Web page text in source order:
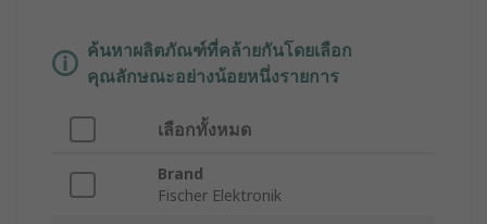
ค้นหาผลิตภัณฑ์ที่คล้ายกันโดยเลือก
คุณลักษณะอย่างน้อยหนึ่งรายการ
เลือกทั้งหมด
Brand
Fischer Elektronik